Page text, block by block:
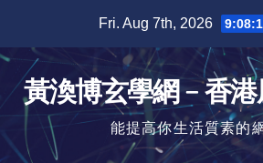
content
Fri. Aug 7th, 2026
黃渙博玄學網﹣香
能提高你生活質素的